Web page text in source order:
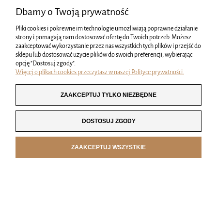
ZAPISZ SIĘ
INFORMACJE
Dbamy o Twoją prywatność
Pliki cookies i pokrewne im technologie umożliwiają poprawne działanie
strony i pomagają nam dostosować ofertę do Twoich potrzeb. Możesz
zaakceptować wykorzystanie przez nas wszystkich tych plików i przejść do
sklepu lub dostosować użycie plików do swoich preferencji, wybierając
opcję "Dostosuj zgody".
Więcej o plikach cookies przeczytasz w naszej Polityce prywatności.
ZAAKCEPTUJ TYLKO NIEZBĘDNE
DOSTOSUJ ZGODY
ZAAKCEPTUJ WSZYSTKIE